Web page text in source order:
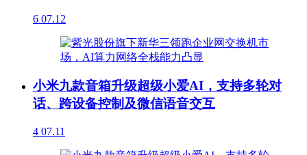
6 07.12
小米九款音箱升级超级小爱AI，支持多轮对
话、跨设备控制及微信语音交互
4 07.11